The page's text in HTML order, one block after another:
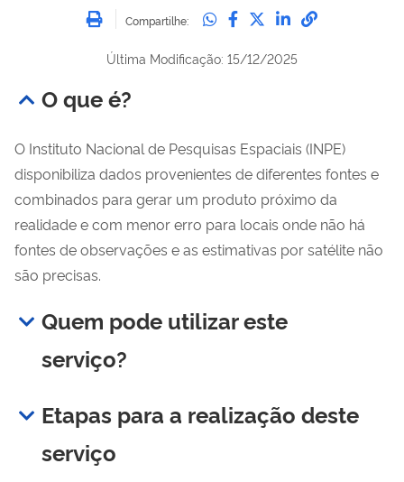
Imprimir
Compartilhe: Compartilhe no
Compartilhe no
Compartilhe no
Compartilhe
Última Modificação: 15/12/2025
O que é?
O Instituto Nacional de Pesquisas Espaciais (INPE)
disponibiliza dados provenientes de diferentes fontes e
combinados para gerar um produto próximo da
realidade e com menor erro para locais onde não há
fontes de observações e as estimativas por satélite não
são precisas.
Quem pode utilizar este
serviço?
Etapas para a realização deste
serviço